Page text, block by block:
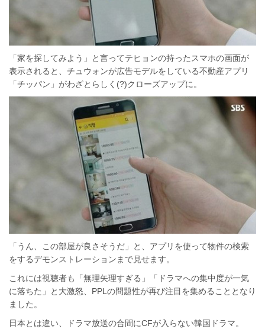
「家を探してみよう」と言ってテヒョンの持ったスマホの画面が
表示されると、チュウォンが広告モデルをしている不動産アプリ
「チッパン」がわざとらしく(?)クローズアップに。
「うん、この部屋が良さそうだ」と、アプリを使って物件の検索
をするデモンストレーションまで見せます。
これには視聴者も「無理矢理すぎる」「ドラマへの集中度が一気
に落ちた」と大激怒、PPLの問題性が再び注目を集めることとなり
ました。
日本とは違い、ドラマ放送の合間にCFが入らない韓国ドラマ。